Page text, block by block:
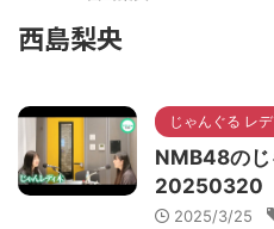
西島梨央
じゃんぐる レデ
NMB48の
20250320
2025/3/25